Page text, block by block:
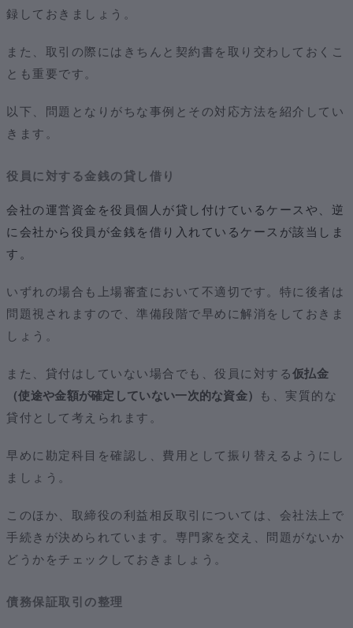
録しておきましょう。
また、取引の際にはきちんと契約書を取り交わしておくこ
とも重要です。
以下、問題となりがちな事例とその対応方法を紹介してい
きます。
役員に対する金銭の貸し借り
会社の運営資金を役員個人が貸し付けているケースや、逆
に会社から役員が金銭を借り入れているケースが該当しま
す。
いずれの場合も上場審査において不適切です。特に後者は
問題視されますので、準備段階で早めに解消をしておきま
しょう。
また、貸付はしていない場合でも、役員に対する仮払金
（使途や金額が確定していない一次的な資金）
も、実質的な
貸付として考えられます。
早めに勘定科目を確認し、費用として振り替えるようにし
ましょう。
このほか、取締役の利益相反取引については、会社法上で
手続きが決められています。専門家を交え、問題がないか
どうかをチェックしておきましょう。
債務保証取引の整理